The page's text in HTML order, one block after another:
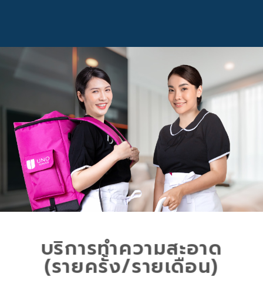
บริการทำความสะอาด
(รายครั้ง/รายเดือน)